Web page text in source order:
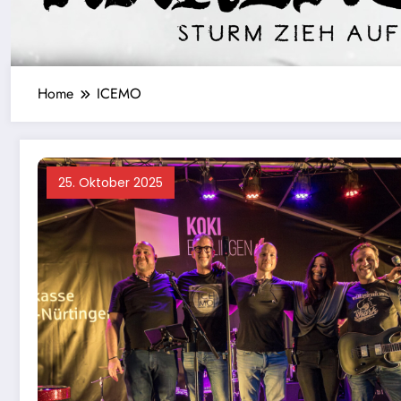
Home ICEMO
25. Oktober 2025